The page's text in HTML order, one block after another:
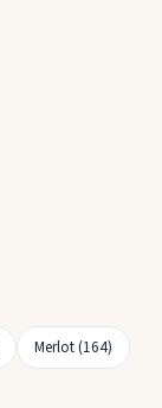
Merlot (164)